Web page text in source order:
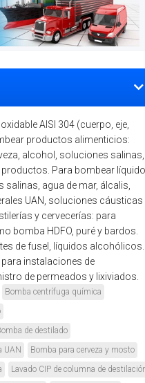
AISI 304 (cuerpo, eje,
productos alimenticios:
alcohol, soluciones salinas,
Para bombear
agua de mar, álcalis,
UAN, soluciones cáusticas
y cervecerías: para
bomba HDFO, puré y bardos.
de fusel, líquidos alcohólicos.
instalaciones de
de permeados y lixiviados.
Bomba centrífuga química
de destilado
UAN
Bomba para cerveza y mosto
Lavado CIP de columna de